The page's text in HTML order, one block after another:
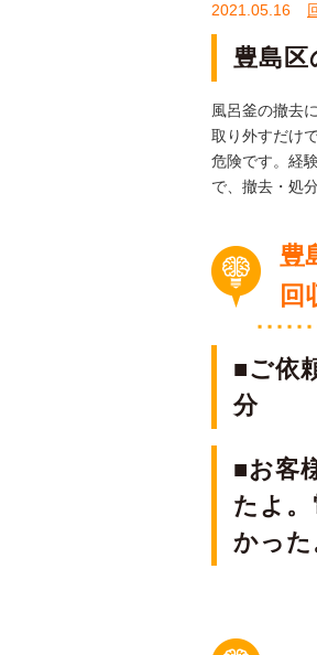
2021.05.16
豊島区
風呂釜の撤去
取り外すだけ
危険です。経
で、撤去・処
豊
回
■ご依
分
■お客
たよ
かった